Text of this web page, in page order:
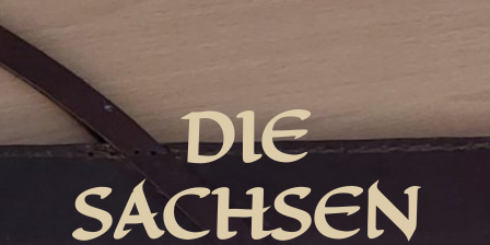
DIE
SACHSEN